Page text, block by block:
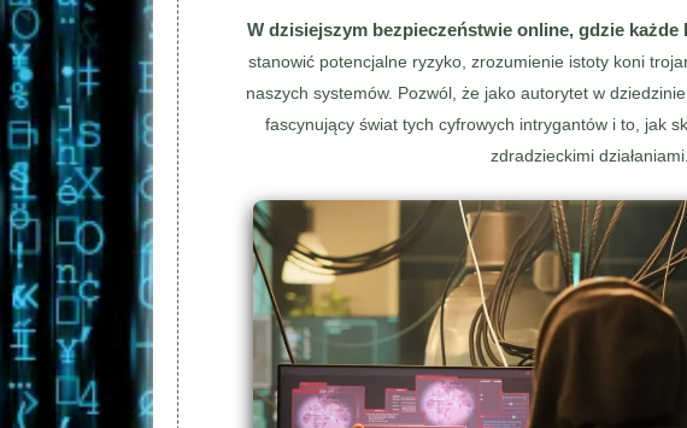
W dzisiejszym bezpieczeństwie online, gdzie
stanowić potencjalne ryzyko, zrozumienie istoty koni
naszych systemów. Pozwól, że jako autorytet w
fascynujący świat tych cyfrowych intrygantów i to, jak
zdradzieckimi działaniami.